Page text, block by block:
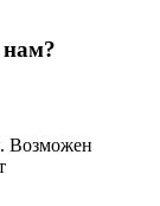
Возможен